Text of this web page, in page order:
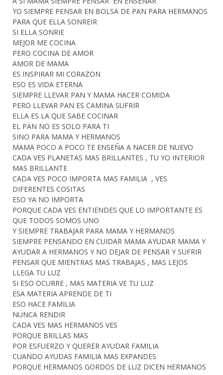
YO SIEMPRE PENSAR EN BOLSA DE PAN PARA HERMANOS
PARA QUE ELLA SONREIR
SI ELLA SONRIE
MEJOR ME COCINA
PERO COCINA DE AMOR
AMOR DE MAMA
ES INSPIRAR MI CORAZON
ESO ES VIDA ETERNA
SIEMPRE LLEVAR PAN Y MAMA HACER COMIDA
PERO LLEVAR PAN ES CAMINA SUFRIR
ELLA ES LA QUE SABE COCINAR
EL PAN NO ES SOLO PARA TI
SINO PARA MAMA Y HERMANOS
MAMA POCO A POCO TE ENSEÑA A NACER DE NUEVO
CADA VES PLANETAS MAS BRILLANTES , TU YO INTERIOR
MAS BRILLANTE
CADA VES POCO IMPORTA MAS FAMILIA , VES
DIFERENTES COSITAS
ESO YA NO IMPORTA
PORQUE CADA VES ENTIENDES QUE LO IMPORTANTE ES
QUE TODOS SOMOS UNO
Y SIEMPRE TRABAJAR PARA MAMA Y HERMANOS
SIEMPRE PENSANDO EN CUIDAR MAMA AYUDAR MAMA Y
AYUDAR A HERMANOS Y NO DEJAR DE PENSAR Y SUFRIR
PENSAR QUE MIENTRAS MAS TRABAJAS , MAS LEJOS
LLEGA TU LUZ
SI ESO OCURRE , MAS MATERIA VE TU LUZ
ESA MATERIA APRENDE DE TI
ESO HACE FAMILIA
NUNCA RENDIR
CADA VES MAS HERMANOS VES
PORQUE BRILLAS MAS
POR ESFUERZO Y QUERER AYUDAR FAMILIA
CUANDO AYUDAS FAMILIA MAS EXPANDES
PORQUE HERMANOS GORDOS DE LUZ DICEN HERMANOS